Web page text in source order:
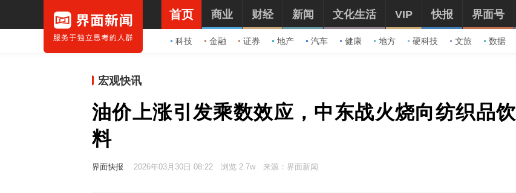
首页
科技 金融 证券 地产 汽车 健康 地方 硬科技 文旅 数据
商业 财经 新闻 文化生活 VIP 快报 界面号
宏观快讯
油价上涨引发乘数效应，中东战火烧向纺织品饮
料
界面快报 2026年03月30日 08:22 浏览 2.7w 来源：界面新闻